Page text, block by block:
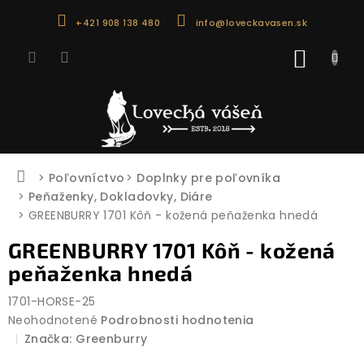
+421 908 138 480 info@loveckavasen.sk
Domov
Poľovníctvo
Doplnky pre poľovníka
Peňaženky, Dokladovky, Diáre
GREENBURRY 1701 Kôň - kožená peňaženka hnedá
GREENBURRY 1701 Kôň - kožená
peňaženka hnedá
1701-HORSE-25
Priemerné
hodnotenie
Neohodnotené Podrobnosti hodnotenia
Značka: Greenburry